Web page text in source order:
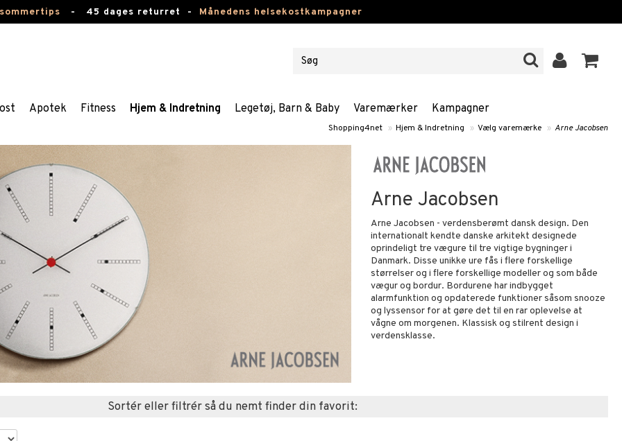
- 45 dages returret - Månedens helsekostkampagner
Apotek Fitness Hjem & Indretning Legetøj, Barn & Baby Varemærker Kampagner
Shopping4net » Hjem & Indretning » Vælg varemærke » Arne Jacobsen
Arne Jacobsen
Arne Jacobsen - verdensberømt dansk design. Den
internationalt kendte danske arkitekt designede
oprindeligt tre vægure til tre vigtige bygninger i
Danmark. Disse unikke ure fås i flere forskellige
størrelser og i flere forskellige modeller og som både
vægur og bordur. Bordurene har indbygget
alarmfunktion og opdaterede funktioner såsom snooze
og lyssensor for at gøre det til en rar oplevelse at
vågne om morgenen. Klassisk og stilrent design i
verdensklasse.
Sortér eller filtrér så du nemt finder din favorit: